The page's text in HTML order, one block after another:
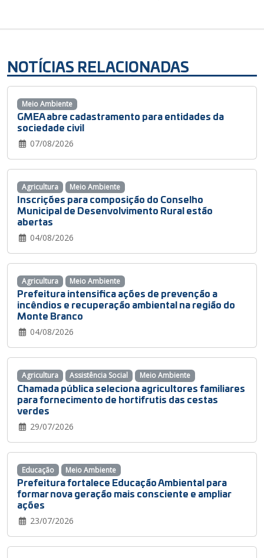
NOTÍCIAS RELACIONADAS
GMEA abre cadastramento para entidades da
sociedade civil
07/08/2026
Meio Ambiente
Inscrições para composição do Conselho
Municipal de Desenvolvimento Rural estão
abertas
04/08/2026
Agricultura Meio Ambiente
Prefeitura intensifica ações de prevenção a
incêndios e recuperação ambiental na região do
Monte Branco
04/08/2026
Agricultura Meio Ambiente
Chamada pública seleciona agricultores familiares
para fornecimento de hortifrutis das cestas
verdes
29/07/2026
Agricultura Assistência Social Meio Ambiente
Prefeitura fortalece Educação Ambiental para
formar nova geração mais consciente e ampliar
ações
23/07/2026
Educação Meio Ambiente